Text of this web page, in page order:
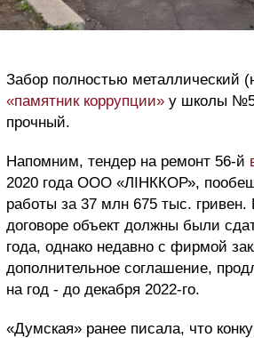
Забор полностью металлический
«памятник коррупции» у школы
прочный.
Напомним, тендер на ремонт 56-й
2020 года ООО «ЛІНККОР»,
работы за 37 млн 675 тыс. гривен.
договоре объект должны были
года, однако недавно с фирмой
дополнительное соглашение,
на год - до декабря 2022-го.
«Думская» ранее писала, что